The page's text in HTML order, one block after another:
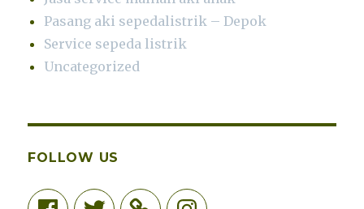
Pasang aki sepedalistrik – Depok
Service sepeda listrik
Uncategorized
FOLLOW US
FacebookTwitter Instagram